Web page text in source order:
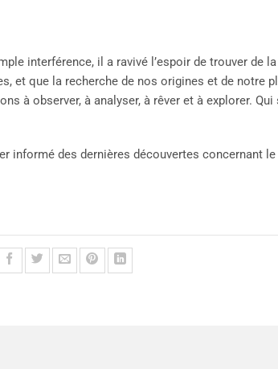
interférence, il a ravivé l’espoir de trouver de
et que la recherche de nos origines et de notre
à observer, à analyser, à rêver et à explorer. Qui
informé des dernières découvertes concernant le